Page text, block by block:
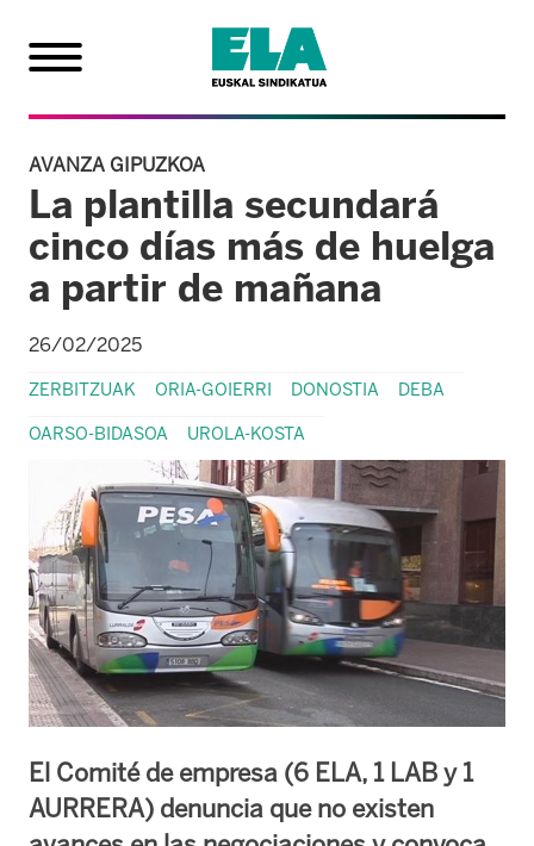
AVANZA GIPUZKOA
La plantilla secundará
cinco días más de huelga
a partir de mañana
26/02/2025
ZERBITZUAK ORIA-GOIERRI DONOSTIA DEBA
OARSO-BIDASOA UROLA-KOSTA
El Comité de empresa (6 ELA, 1 LAB y 1
AURRERA) denuncia que no existen